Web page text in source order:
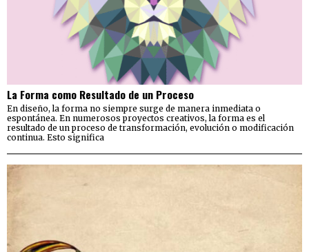
La Forma como Resultado de un Proceso
En diseño, la forma no siempre surge de manera inmediata o
espontánea. En numerosos proyectos creativos, la forma es el
resultado de un proceso de transformación, evolución o modificación
continua. Esto significa